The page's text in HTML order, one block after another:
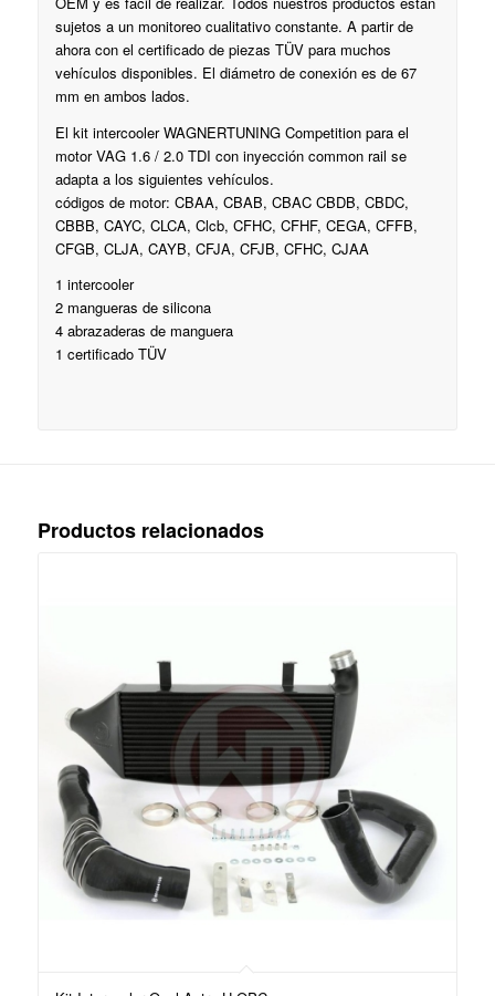
sujetos a un monitoreo cualitativo constante. A partir de
ahora con el certificado de piezas TÜV para muchos
vehículos disponibles. El diámetro de conexión es de 67
mm en ambos lados.
El kit intercooler WAGNERTUNING Competition para el
motor VAG 1.6 / 2.0 TDI con inyección common rail se
adapta a los siguientes vehículos.
códigos de motor: CBAA, CBAB, CBAC CBDB, CBDC,
CBBB, CAYC, CLCA, Clcb, CFHC, CFHF, CEGA, CFFB,
CFGB, CLJA, CAYB, CFJA, CFJB, CFHC, CJAA
1 intercooler
2 mangueras de silicona
4 abrazaderas de manguera
1 certificado TÜV
Productos relacionados